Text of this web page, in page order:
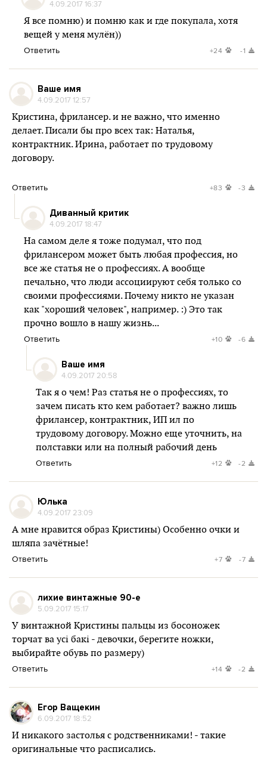
4.09.2017 16:37
Я все помню) и помню как и где покупала, хотя
вещей у меня мулён))
Ответить +24 -1
Ваше имя
4.09.2017 12:57
Кристина, фрилансер. и не важно, что именно
делает. Писали бы про всех так: Наталья,
контрактник. Ирина, работает по трудовому
договору.
Ответить +83 -3
Диванный критик
4.09.2017 18:47
На самом деле я тоже подумал, что под
фрилансером может быть любая профессия, но
все же статья не о профессиях. А вообще
печально, что люди ассоциируют себя только со
своими профессиями. Почему никто не указан
как "хороший человек", например. :) Это так
прочно вошло в нашу жизнь...
Ответить +10 -6
Ваше имя
4.09.2017 20:58
Так я о чем! Раз статья не о профессиях, то
зачем писать кто кем работает? важно лишь
фрилансер, контрактник, ИП ил по
трудовому договору. Можно еще уточнить, на
полставки или на полный рабочий день
Ответить +12 -2
Юлька
4.09.2017 23:09
А мне нравится образ Кристины) Особенно очки и
шляпа зачётные!
Ответить +7 -7
лихие винтажные 90-е
5.09.2017 15:17
У винтажной Кристины пальцы из босоножек
торчат ва усі бакі - девочки, берегите ножки,
выбирайте обувь по размеру)
Ответить +14 -2
Егор Ващекин
6.09.2017 18:52
И никакого застолья с родственниками! - такие
оригинальные что расписались.